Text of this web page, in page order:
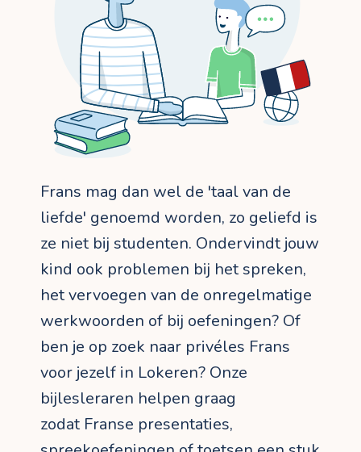
Frans mag dan wel de 'taal van de
liefde' genoemd worden, zo geliefd is
ze niet bij studenten. Ondervindt jouw
kind ook problemen bij het spreken,
het vervoegen van de onregelmatige
werkwoorden of bij oefeningen? Of
ben je op zoek naar privéles Frans
voor jezelf in Lokeren? Onze
bijlesleraren helpen graag
zodat Franse presentaties,